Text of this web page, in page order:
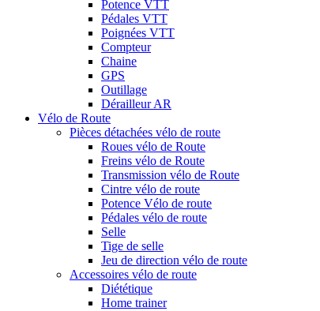
Potence VTT
Pédales VTT
Poignées VTT
Compteur
Chaine
GPS
Outillage
Dérailleur AR
Vélo de Route
Pièces détachées vélo de route
Roues vélo de Route
Freins vélo de Route
Transmission vélo de Route
Cintre vélo de route
Potence Vélo de route
Pédales vélo de route
Selle
Tige de selle
Jeu de direction vélo de route
Accessoires vélo de route
Diététique
Home trainer